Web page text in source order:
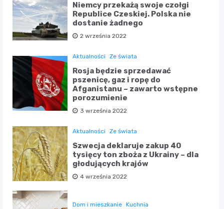
Niemcy przekażą swoje czołgi
Republice Czeskiej. Polska nie
dostanie żadnego
2 września 2022
Aktualności Ze świata
Rosja będzie sprzedawać
pszenicę, gaz i ropę do
Afganistanu – zawarto wstępne
porozumienie
3 września 2022
Aktualności Ze świata
Szwecja deklaruje zakup 40
tysięcy ton zboża z Ukrainy – dla
głodujących krajów
4 września 2022
Dom i mieszkanie Kuchnia